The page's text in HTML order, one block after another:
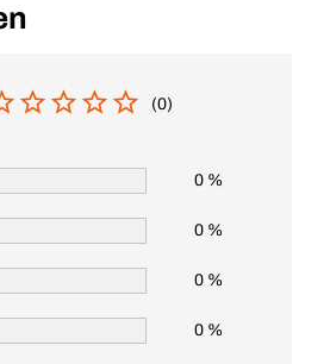
(0)
0 %
0 %
0 %
0 %